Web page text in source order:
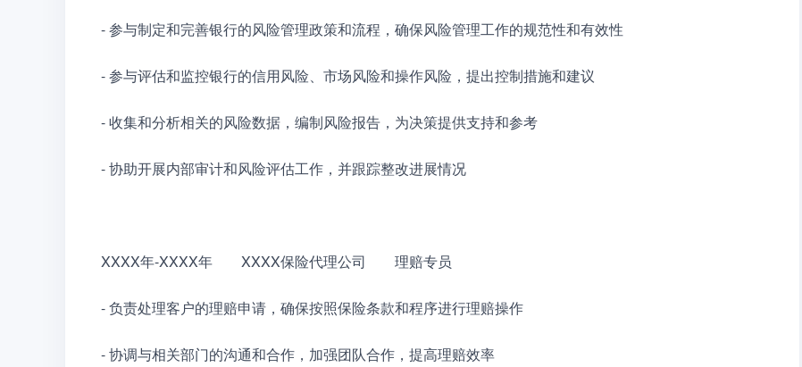
- 参与制定和完善银行的风险管理政策和流程，确保风险管理工作的规范性和有效性
- 参与评估和监控银行的信用风险、市场风险和操作风险，提出控制措施和建议
- 收集和分析相关的风险数据，编制风险报告，为决策提供支持和参考
- 协助开展内部审计和风险评估工作，并跟踪整改进展情况
XXXX年-XXXX年　　XXXX保险代理公司　　理赔专员
- 负责处理客户的理赔申请，确保按照保险条款和程序进行理赔操作
- 协调与相关部门的沟通和合作，加强团队合作，提高理赔效率